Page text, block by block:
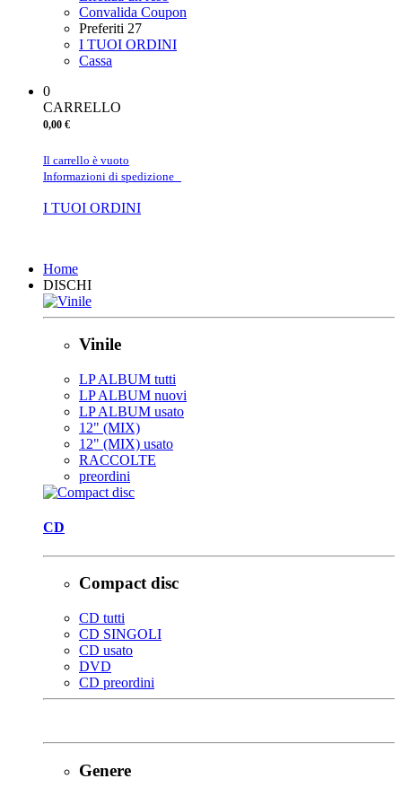
Convalida Coupon
Preferiti 27
I TUOI ORDINI
Cassa
0
CARRELLO
0,00 €
Il carrello è vuoto
Informazioni di spedizione
I TUOI ORDINI
Home
DISCHI
Vinile
LP ALBUM tutti
LP ALBUM nuovi
LP ALBUM usato
12" (MIX)
12" (MIX) usato
RACCOLTE
preordini
CD
Compact disc
CD tutti
CD SINGOLI
CD usato
DVD
CD preordini
Genere